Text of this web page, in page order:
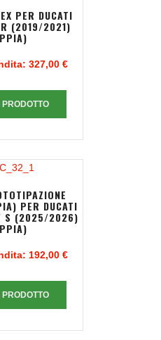
PER DUCATI
(2019/2021)
327,00 €
PRODOTTO
PER DUCATI
S (2025/2026)
192,00 €
PRODOTTO